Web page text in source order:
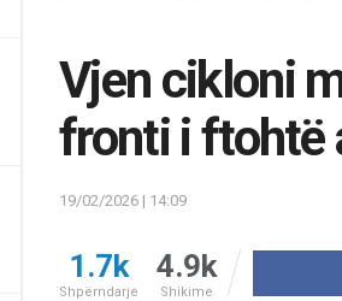
Vjen cikloni
fronti i ftohtë
19/02/2026 | 14:09
1.7k
Shpërndarje
4.9k
Shikime